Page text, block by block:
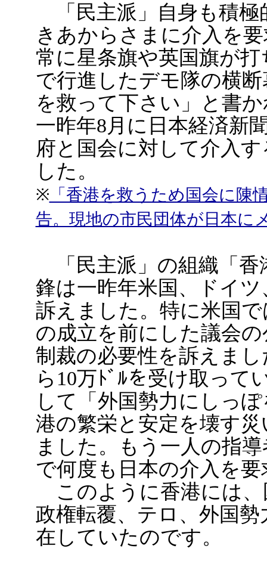
「民主派」自身も積極
きあからさまに介入を
常に星条旗や英国旗が
で行進したデモ隊の横
を救って下さい」と書
一昨年8月に日本経済新
府と国会に対して介入
した。
※ 「香港を救うため国会に陳
告。現地の市民団体が日本に
「民主派」の組織「香
鋒は一昨年米国、ドイ
訴えました。特に米国
の成立を前にした議会
制裁の必要性を訴えま
ら10万ﾄﾞﾙを受け取って
して「外国勢力にしっ
港の繁栄と安定を壊す
ました。もう一人の指
で何度も日本の介入を
このように香港には、
政権転覆、テロ、外国
在していたのです。